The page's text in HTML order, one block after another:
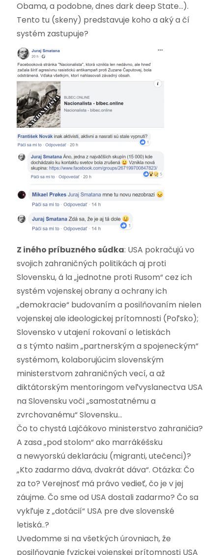
Obama, a podobne, dnes dark deep State…).
Tento tu (skeny) predstavuje koho a aký a čí
systém zastupuje?
Z iného príbuzného súdka: USA pokračujú vo
svojich zahraničných politikách aj proti
Slovensku, á la „jednotne proti Rusom“ cez ich
systém vojenskej obrany a ochrany ich
„demokracie“ budovaním a posilňovaním nielen
vojenskej ale ideologickej prítomnosti (Poľsko);
Slovensko v utajení rokovaní o letiskách
a s týmto našim „partnerským a spojeneckým“
systémom, kolaborujúcim slovenským
ministerstvom zahraničných vecí, a až
diktátorským mentoringom veľvyslanectva USA
na Slovensku voči „samostatnému a
zvrchovanému“ Slovensku…
Čo to chystá Lajčákovo ministerstvo zahraničia?
A zasa „pod stolom“ ako marrákéšsku
a newyorskú deklaráciu (migranti, utečenci)?
„Kto zadarmo dáva, dvakrát dáva“. Otázka: Čo
za to? Verejnosť má právo vedieť, čo je v jej
záujme. Čo sme od USA dostali zadarmo? Čo sa
vykľuje z „dotácií“ USA pre dve slovenské
letiská..?
Uvedomme si na všetkých úrovniach, že
posilňovanie fyzickej vojenskej prítomnosti USA